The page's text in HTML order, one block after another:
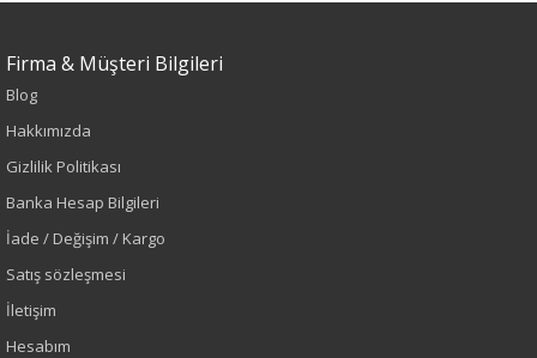
Sezon : YAZLIK
Renk
Kırmızı
Sezon
İlkbahar-Yaz
Firma & Müşteri Bilgileri
Blog
Hakkımızda
Gizlilik Politikası
Banka Hesap Bilgileri
İade / Değişim / Kargo
Satış sözleşmesi
İletişim
Hesabım